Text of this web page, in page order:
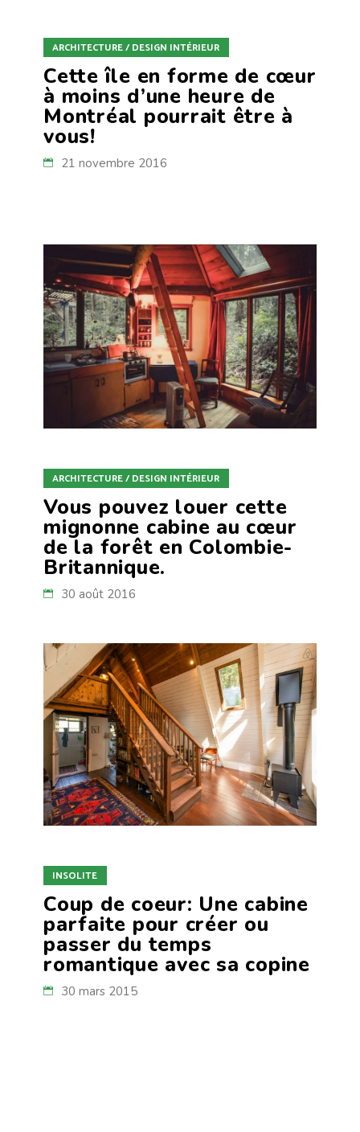
ARCHITECTURE / DESIGN INTÉRIEUR
Cette île en forme de cœur
à moins d’une heure de
Montréal pourrait être à
vous!
21 novembre 2016
ARCHITECTURE / DESIGN INTÉRIEUR
Vous pouvez louer cette
mignonne cabine au cœur
de la forêt en Colombie-
Britannique.
30 août 2016
INSOLITE
Coup de coeur: Une cabine
parfaite pour créer ou
passer du temps
romantique avec sa copine
30 mars 2015